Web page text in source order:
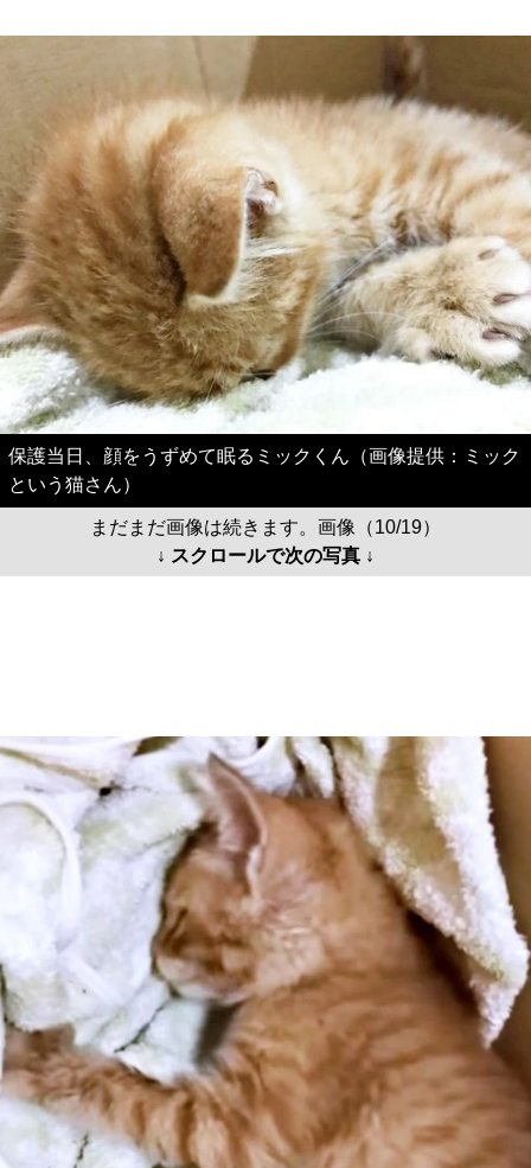
保護当日、顔をうずめて眠るミックくん（画像提供：ミック
という猫さん）
まだまだ画像は続きます。画像（10/19）
↓ スクロールで次の写真 ↓